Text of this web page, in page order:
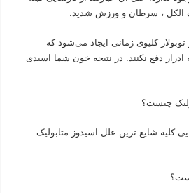
الکل ، سرطان و ورزش شدید.
توبولار کلیوی زمانی ایجاد می‌شود که
ادرار دفع نکنند. در نتیجه خون شما اسیدی
چیست؟
کلیه شایع ترین علل اسیدوز متابولیک